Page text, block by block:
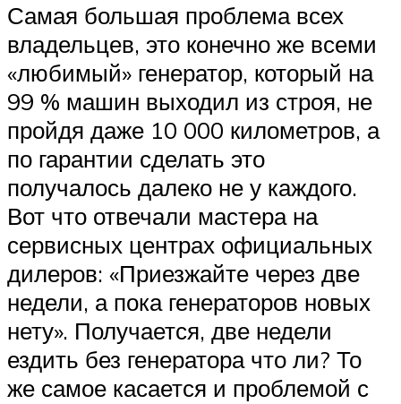
Самая большая проблема всех
владельцев, это конечно же всеми
«любимый» генератор, который на
99 % машин выходил из строя, не
пройдя даже 10 000 километров, а
по гарантии сделать это
получалось далеко не у каждого.
Вот что отвечали мастера на
сервисных центрах официальных
дилеров: «Приезжайте через две
недели, а пока генераторов новых
нету». Получается, две недели
ездить без генератора что ли? То
же самое касается и проблемой с